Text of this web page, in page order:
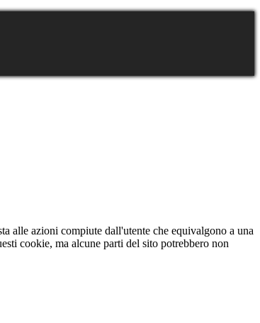
alle azioni compiute dall'utente che equivalgono a una
cookie, ma alcune parti del sito potrebbero non